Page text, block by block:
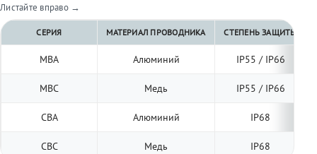
Листайте вправо →
СЕРИЯ МАТЕРИАЛ ПРОВОДНИКА СТЕПЕНЬ ЗАЩИТЫ
МВА Алюминий IP55 / IP66
МВС Медь IP55 / IP66
СВА Алюминий IP68
СВС Медь IP68